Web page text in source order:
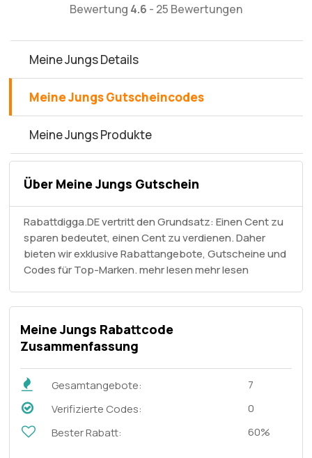
Bewertung 4.6 - 25 Bewertungen
Meine Jungs Details
Meine Jungs Gutscheincodes
Meine Jungs Produkte
Über Meine Jungs Gutschein
Rabattdigga.DE vertritt den Grundsatz: Einen Cent zu
sparen bedeutet, einen Cent zu verdienen. Daher
bieten wir exklusive Rabattangebote, Gutscheine und
Codes für Top-Marken. mehr lesenmehr lesen
Meine Jungs Rabattcode
Zusammenfassung
Gesamtangebote:
7
Verifizierte Codes:
0
Bester Rabatt:
60%